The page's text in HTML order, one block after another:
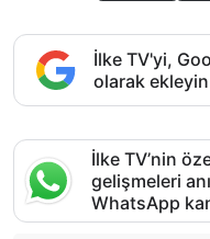
İlke TV'yi,
olarak ekleyin
İlke TV’nin
gelişmeleri
WhatsApp